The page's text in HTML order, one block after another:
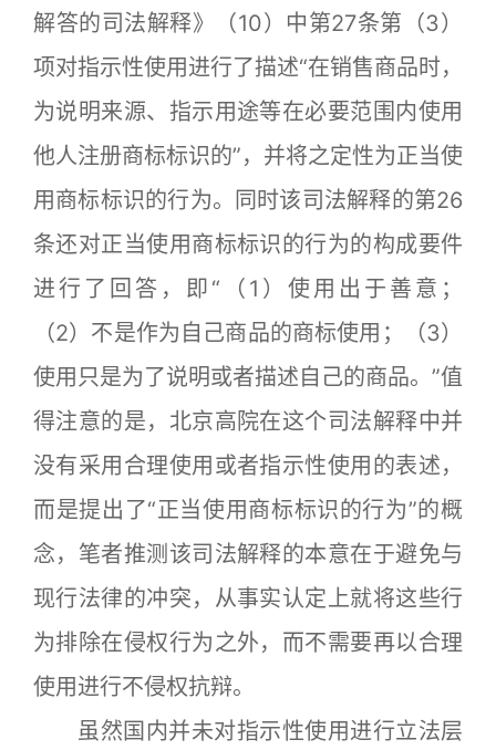
解答的司法解释》（10）中第27条第（3）
项对指示性使用进行了描述“在销售商品时，
为说明来源、指示用途等在必要范围内使用
他人注册商标标识的”，并将之定性为正当使
用商标标识的行为。同时该司法解释的第26
条还对正当使用商标标识的行为的构成要件
进行了回答，即“（1）使用出于善意；
（2）不是作为自己商品的商标使用；（3）
使用只是为了说明或者描述自己的商品。”值
得注意的是，北京高院在这个司法解释中并
没有采用合理使用或者指示性使用的表述，
而是提出了“正当使用商标标识的行为”的概
念，笔者推测该司法解释的本意在于避免与
现行法律的冲突，从事实认定上就将这些行
为排除在侵权行为之外，而不需要再以合理
使用进行不侵权抗辩。
虽然国内并未对指示性使用进行立法层